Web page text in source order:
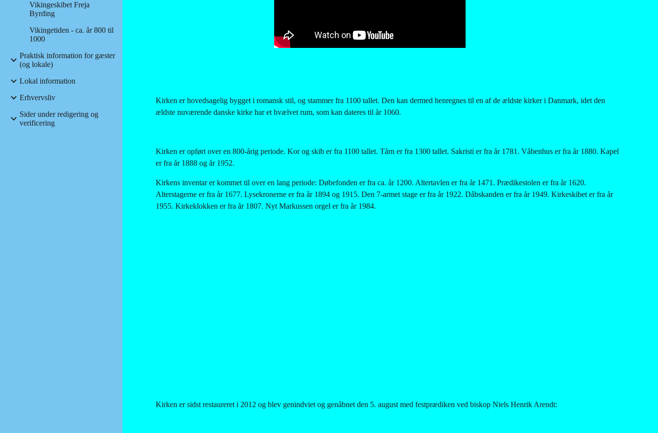
Vikingeskibet Freja
Byrding
Vikingetiden - ca. år 800 til
1000
Praktisk information for gæster
(og lokale)
Lokal information
Erhvervsliv
Sider under redigering og
verificering
Kirken er hovedsagelig bygget i romansk stil, og stammer fra 1100 tallet. Den kan dermed henregnes til en af de ældste kirker i Danmark, idet den
ældste nuværende danske kirke har et hvælvet rum, som kan dateres til år 1060.
Kirken er opført over en 800-årig periode. Kor og skib er fra 1100 tallet. Tårn er fra 1300 tallet. Sakristi er fra år 1781. Våbenhus er fra år 1880. Kapel
er fra år 1888 og år 1952.
Kirkens inventar er kommet til over en lang periode: Døbefonden er fra ca. år 1200. Altertavlen er fra år 1471. Prædikestolen er fra år 1620.
Alterstagerne er fra år 1677. Lysekronerne er fra år 1894 og 1915. Den 7-armet stage er fra år 1922. Dåbskanden er fra år 1949. Kirkeskibet er fra år
1955. Kirkeklokken er fra år 1807. Nyt Markussen orgel er fra år 1984.
Kirken er sidst restaureret i 2012 og blev genindviet og genåbnet den 5. august med festprædiken ved biskop Niels Henrik Arendt: